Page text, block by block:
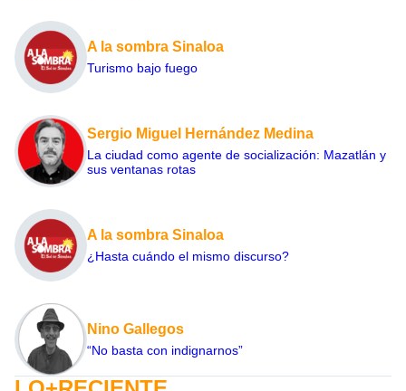
A la sombra Sinaloa
Turismo bajo fuego
Sergio Miguel Hernández Medina
La ciudad como agente de socialización: Mazatlán y
sus ventanas rotas
A la sombra Sinaloa
¿Hasta cuándo el mismo discurso?
Nino Gallegos
“No basta con indignarnos”